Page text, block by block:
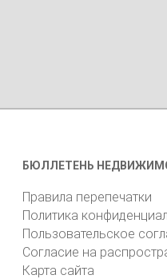
БЮЛЛЕТЕНЬ
Правила перепечатки
Политика
Пользовательское
Согласие на
Карта сайта